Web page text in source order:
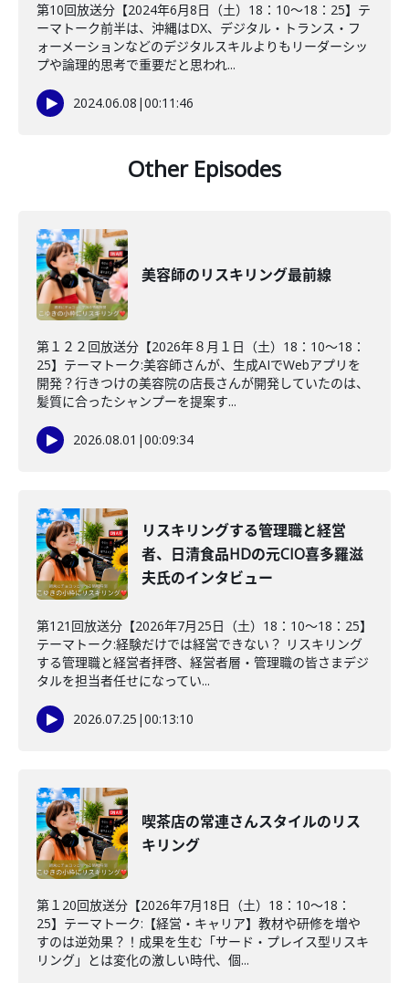
第10回放送分【2024年6月8日（土）18：10～18：25】テ
ーマトーク前半は、沖縄はDX、デジタル・トランス・フ
ォーメーションなどのデジタルスキルよりもリーダーシッ
プや論理的思考で重要だと思われ...
2024.06.08 |00:11:46
Other Episodes
美容師のリスキリング最前線
第１２２回放送分【2026年８月１日（土）18：10～18：
25】テーマトーク:美容師さんが、生成AIでWebアプリを
開発？行きつけの美容院の店長さんが開発していたのは、
髪質に合ったシャンプーを提案す...
2026.08.01 |00:09:34
リスキリングする管理職と経営
者、日清食品HDの元CIO喜多羅滋
夫氏のインタビュー
第121回放送分【2026年7月25日（土）18：10～18：25】
テーマトーク:経験だけでは経営できない？ リスキリング
する管理職と経営者拝啓、経営者層・管理職の皆さまデジ
タルを担当者任せになってい...
2026.07.25 |00:13:10
喫茶店の常連さんスタイルのリス
キリング
第１20回放送分【2026年7月18日（土）18：10～18：
25】テーマトーク:【経営・キャリア】教材や研修を増や
すのは逆効果？！成果を生む「サード・プレイス型リスキ
リング」とは変化の激しい時代、個...